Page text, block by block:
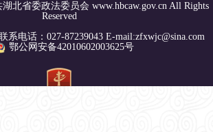
北省委政法委员会 www.hbcaw.gov.cn All Rights
Reserved
系电话：027-87239043 E-mail:zfxwjc@sina.com
鄂公网安备42010602003625号